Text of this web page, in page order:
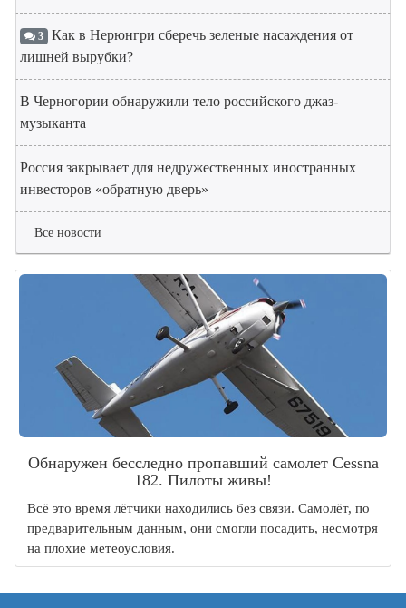
3 Как в Нерюнгри сберечь зеленые насаждения от
лишней вырубки?
В Черногории обнаружили тело российского джаз-
музыканта
Россия закрывает для недружественных иностранных
инвесторов «обратную дверь»
Все новости
Обнаружен бесследно пропавший самолет Cessna
182. Пилоты живы!
Всё это время лётчики находились без связи. Самолёт, по
предварительным данным, они смогли посадить, несмотря
на плохие метеоусловия.